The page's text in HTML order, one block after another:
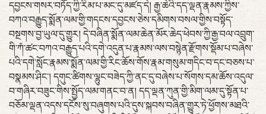
དབྱངས་གསར་བཏོད་ཀྱི་རིམ་པ་མང་དུ་མཛད་དེ། རྒྱ་ཆེའི་དད་ལྡན་རྣམས་ཀྱིས་
བཀའ་བརྒྱུད་སྨོན་ལམ་གྱི་གདངས་དབྱངས་ཅེས་དམིགས་བསལ་གྱིས་བསྟོད་
བསྔགས་བྱ་ཡུལ་དུ་གྱུར། དེ་བཞིན་སྨོན་ལམ་ཆེན་མོར་ཆེད་ཕེབས་ཀྱི་རྒྱ་བལ་འབྲུག་
གི་ཀཾ་ཚང་བཀའ་བརྒྱུད་པའི་དགེ་འདུན་པ་རྣམས་ལས་བསྙེན་རྫོགས་སྡོམ་པ་བཞེས་
པའི་དགེ་སློང་རྣམས་སྨོན་ལམ་གྱི་རིང་ཆོས་གོས་རྣམ་གསུམ་གདིང་བ་དང་བཅས་པ་
བསྣམས་ཤིང་། དགུང་ཚིགས་ལྷུང་བཟེད་ཀྱི་ནང་དུ་བཞེས་པ་སོགས་དམ་ཆོས་འདུལ་
བ་གཞིར་བཟུང་གིས་སྤྱོད་ལམ་གནང་བ་ན། དད་ལྡན་ཀུན་གྱི་མིག་ལམ་དུ་སྟོན་པ་
བཅོམ་ལྡན་འདས་དངོས་སུ་བཞུགས་པའི་དུས་སྐབས་བཞིན་གྱུར་ཏེ་ཕྱོགས་མཐའི་